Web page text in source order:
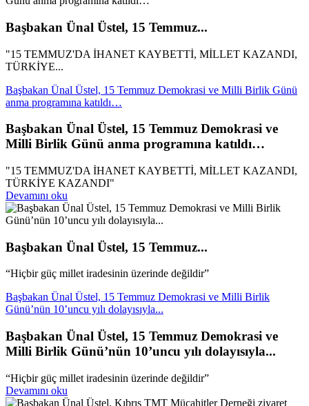
Başbakan Ünal Üstel, 15 Temmuz...
"15 TEMMUZ'DA İHANET KAYBETTİ, MİLLET KAZANDI,
TÜRKİYE...
Başbakan Ünal Üstel, 15 Temmuz Demokrasi ve Milli Birlik Günü
anma programına katıldı…
Başbakan Ünal Üstel, 15 Temmuz Demokrasi ve
Milli Birlik Günü anma programına katıldı…
"15 TEMMUZ'DA İHANET KAYBETTİ, MİLLET KAZANDI,
TÜRKİYE KAZANDI"
Devamını oku
Başbakan Ünal Üstel, 15 Temmuz...
“Hiçbir güç millet iradesinin üzerinde değildir”
Başbakan Ünal Üstel, 15 Temmuz Demokrasi ve Milli Birlik
Günü’nün 10’uncu yılı dolayısıyla...
Başbakan Ünal Üstel, 15 Temmuz Demokrasi ve
Milli Birlik Günü’nün 10’uncu yılı dolayısıyla...
“Hiçbir güç millet iradesinin üzerinde değildir”
Devamını oku